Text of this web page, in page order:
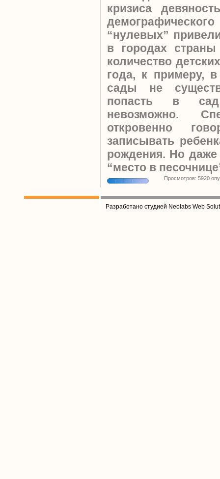
кризиса
“нулевых”
в городах
количество
года, к примеру,
сады не
попасть в
невозможно.
откровенно
записывать
рождения. Но даже
“место в
Просмотров: 5920
Разработано студией Neolabs Web